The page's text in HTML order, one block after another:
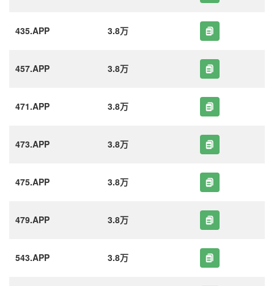
435.APP 3.8万
457.APP 3.8万
471.APP 3.8万
473.APP 3.8万
475.APP 3.8万
479.APP 3.8万
543.APP 3.8万